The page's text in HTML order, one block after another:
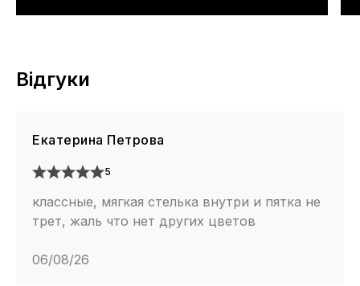
Відгуки
Екатерина Петрова
5
классные, мягкая стелька внутри и пятка не
трет, жаль что нет других цветов
06/08/26